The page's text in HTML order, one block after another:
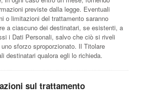
previste dalla legge. Eventuali
o limitazioni del trattamento saranno
a ciascuno dei destinatari, se esistenti, a
i Dati Personali, salvo che ciò si riveli
sforzo sproporzionato. Il Titolare
destinatari qualora egli lo richieda.
sul trattamento